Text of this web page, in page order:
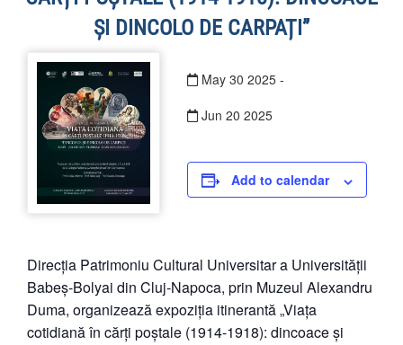
ȘI DINCOLO DE CARPAȚI”
May 30 2025 -
Jun 20 2025
Add to calendar
Direcția Patrimoniu Cultural Universitar a Universității
Babeș-Bolyai din Cluj-Napoca, prin Muzeul Alexandru
Duma, organizează expoziția itinerantă „Viața
cotidiană în cărți poștale (1914-1918): dincoace și